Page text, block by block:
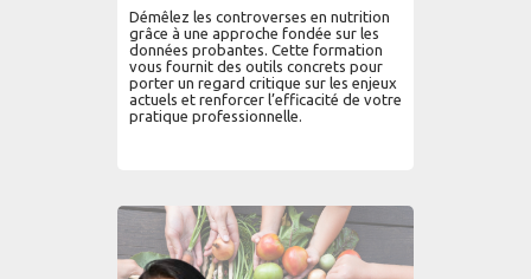
Démêlez les controverses en nutrition
grâce à une approche fondée sur les
données probantes. Cette formation
vous fournit des outils concrets pour
porter un regard critique sur les enjeux
actuels et renforcer l’efficacité de votre
pratique professionnelle.
AJOUTER AU PANIER LIRE PLUS...